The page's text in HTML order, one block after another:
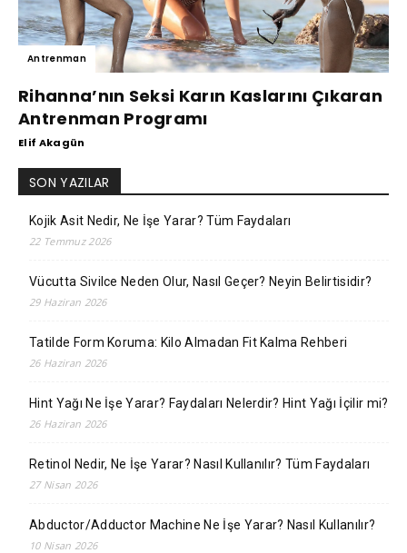
Antrenman
Rihanna’nın Seksi Karın Kaslarını Çıkaran
Antrenman Programı
Elif Akagün
SON YAZILAR
Kojik Asit Nedir, Ne İşe Yarar? Tüm Faydaları
22 Temmuz 2026
Vücutta Sivilce Neden Olur, Nasıl Geçer? Neyin Belirtisidir?
29 Haziran 2026
Tatilde Form Koruma: Kilo Almadan Fit Kalma Rehberi
26 Haziran 2026
Hint Yağı Ne İşe Yarar? Faydaları Nelerdir? Hint Yağı İçilir mi?
26 Haziran 2026
Retinol Nedir, Ne İşe Yarar? Nasıl Kullanılır? Tüm Faydaları
27 Nisan 2026
Abductor/Adductor Machine Ne İşe Yarar? Nasıl Kullanılır?
10 Nisan 2026